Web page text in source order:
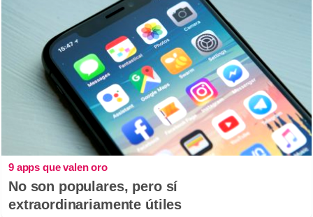
9 apps que valen oro
No son populares, pero sí
extraordinariamente útiles